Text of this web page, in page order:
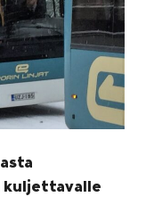
kuljettavalle